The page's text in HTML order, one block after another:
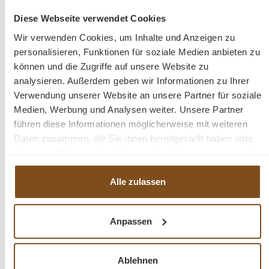
Diese Webseite verwendet Cookies
Wir verwenden Cookies, um Inhalte und Anzeigen zu
personalisieren, Funktionen für soziale Medien anbieten zu
können und die Zugriffe auf unsere Website zu
analysieren. Außerdem geben wir Informationen zu Ihrer
Verwendung unserer Website an unsere Partner für soziale
Medien, Werbung und Analysen weiter. Unsere Partner
führen diese Informationen möglicherweise mit weiteren
Daten zusammen, die Sie ihnen bereitgestellt haben oder
haben.
Alle zulassen
Anpassen
Ablehnen
Abmessungen: H/B/T: 25x58x128 cm
1A Teakholz
Wetterfest
massive Ausführung
Fragen zum Produkt?
Produktinformationen "Deck Chair
Sonnenliege Premium Teakholz"
Eine schöner Deckchair aus massivem Teakholz. Der
Stuhl ist witteungsbeständig, kann somit auch bei Wind
und Regen draußen stehen. Der Stuhl hat eine
Produktgalerie überspringen
Ähnliche Produkte
Tipp